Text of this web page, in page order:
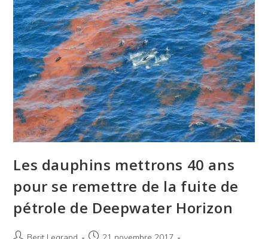
Les dauphins mettrons 40 ans
pour se remettre de la fuite de
pétrole de Deepwater Horizon